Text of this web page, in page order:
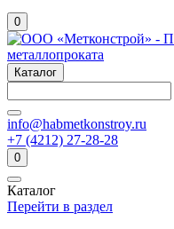
0
Каталог
info@habmetkonstroy.ru
+7 (4212) 27-28-28
0
Каталог
Перейти в раздел